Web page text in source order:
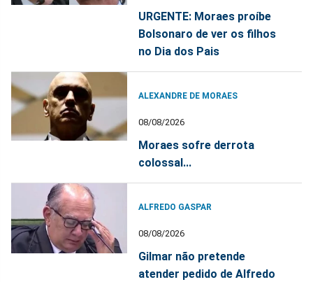
URGENTE: Moraes proíbe
Bolsonaro de ver os filhos
no Dia dos Pais
ALEXANDRE DE MORAES
08/08/2026
Moraes sofre derrota
colossal...
ALFREDO GASPAR
08/08/2026
Gilmar não pretende
atender pedido de Alfredo